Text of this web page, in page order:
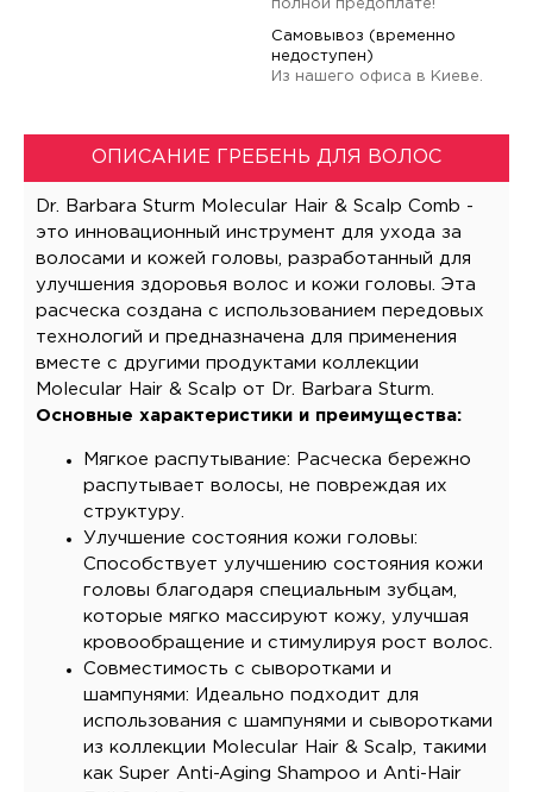
полной предоплате!
Самовывоз (временно
недоступен)
Из нашего офиса в Киеве.
ОПИСАНИЕ ГРЕБЕНЬ ДЛЯ ВОЛОС
Dr. Barbara Sturm Molecular Hair & Scalp Comb -
это инновационный инструмент для ухода за
волосами и кожей головы, разработанный для
улучшения здоровья волос и кожи головы. Эта
расческа создана с использованием передовых
технологий и предназначена для применения
вместе с другими продуктами коллекции
Molecular Hair & Scalp от Dr. Barbara Sturm.
Основные характеристики и преимущества:
Мягкое распутывание: Расческа бережно
распутывает волосы, не повреждая их
структуру.
Улучшение состояния кожи головы:
Способствует улучшению состояния кожи
головы благодаря специальным зубцам,
которые мягко массируют кожу, улучшая
кровообращение и стимулируя рост волос.
Совместимость с сыворотками и
шампунями: Идеально подходит для
использования с шампунями и сыворотками
из коллекции Molecular Hair & Scalp, такими
как Super Anti-Aging Shampoo и Anti-Hair